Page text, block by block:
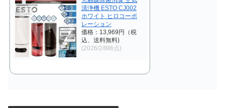
清浄機 ESTO CJ002
ホワイト ヒロコーポ
レーション
価格：13,969円（税
込、送料無料)
(2026/2/8時点)